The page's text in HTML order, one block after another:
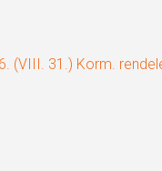
(VIII. 31.) Korm.